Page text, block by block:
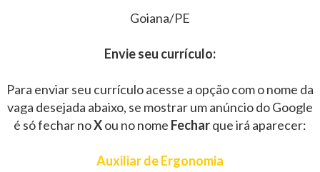
Goiana/PE
Envie seu currículo:
Para enviar seu currículo acesse a opção com o nome da
vaga desejada abaixo, se mostrar um anúncio do Google
é só fechar noXou no nome Fecharque irá aparecer:
Auxiliar de Ergonomia